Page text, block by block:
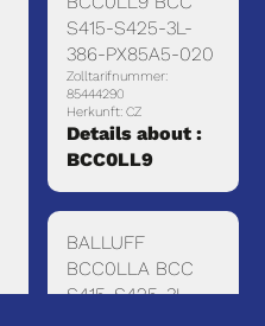
S415-S425-3L-
386-PX85A5-020
Zolltarifnummer:
85444290
Herkunft: CZ
Details about :
BCC0LL9
BALLUFF
BCC0LLA BCC
S415-S425-3L-